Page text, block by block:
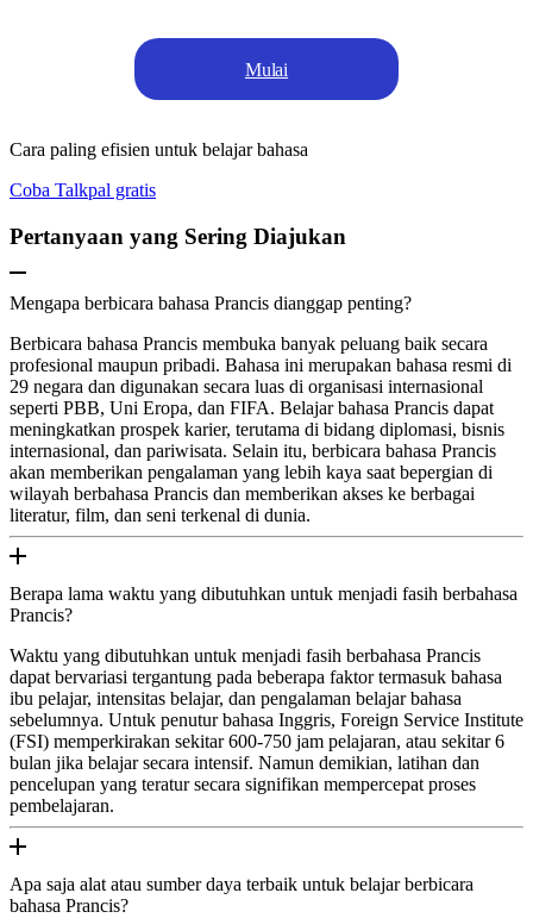
Mulai
Cara paling efisien untuk belajar bahasa
Coba Talkpal gratis
Pertanyaan yang Sering Diajukan
Mengapa berbicara bahasa Prancis dianggap penting?
Berbicara bahasa Prancis membuka banyak peluang baik secara
profesional maupun pribadi. Bahasa ini merupakan bahasa resmi di
29 negara dan digunakan secara luas di organisasi internasional
seperti PBB, Uni Eropa, dan FIFA. Belajar bahasa Prancis dapat
meningkatkan prospek karier, terutama di bidang diplomasi, bisnis
internasional, dan pariwisata. Selain itu, berbicara bahasa Prancis
akan memberikan pengalaman yang lebih kaya saat bepergian di
wilayah berbahasa Prancis dan memberikan akses ke berbagai
literatur, film, dan seni terkenal di dunia.
Berapa lama waktu yang dibutuhkan untuk menjadi fasih berbahasa
Prancis?
Waktu yang dibutuhkan untuk menjadi fasih berbahasa Prancis
dapat bervariasi tergantung pada beberapa faktor termasuk bahasa
ibu pelajar, intensitas belajar, dan pengalaman belajar bahasa
sebelumnya. Untuk penutur bahasa Inggris, Foreign Service Institute
(FSI) memperkirakan sekitar 600-750 jam pelajaran, atau sekitar 6
bulan jika belajar secara intensif. Namun demikian, latihan dan
pencelupan yang teratur secara signifikan mempercepat proses
pembelajaran.
Apa saja alat atau sumber daya terbaik untuk belajar berbicara
bahasa Prancis?